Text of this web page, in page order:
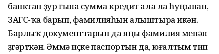
банктан ҙур ғына сумма кредит ала ла һуңынан,
ЗАГС-ҡа барып, фамилияһын алыштыра икән.
Барлыҡ документтарын да яңы фамилия менән
үҙгәрткән. Әммә иҫке паспортын да, юғалтым тип